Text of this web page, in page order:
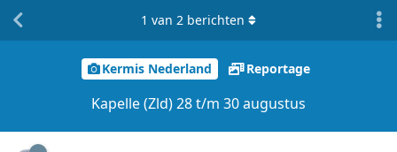
Kermis Nederland Reportage
Kapelle (Zld) 28 t/m 30 augustus
1 van 2 berichten